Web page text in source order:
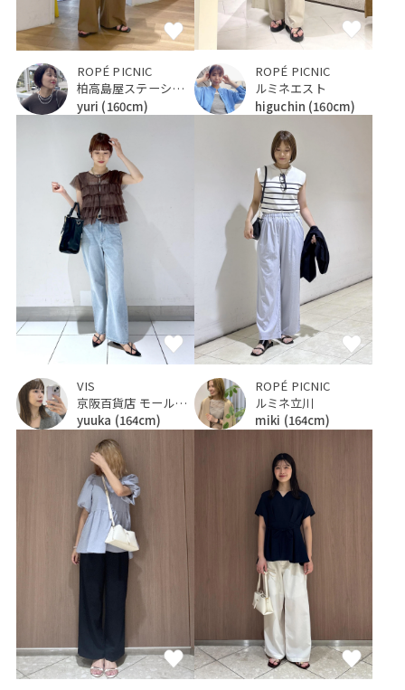
ROPÉ PICNIC
柏高島屋ステーションモール
yuri (160cm)
ROPÉ PICNIC
ルミネエスト
higuchin (160cm)
VIS
京阪百貨店 モール京橋店
yuuka (164cm)
ROPÉ PICNIC
ルミネ立川
miki (164cm)